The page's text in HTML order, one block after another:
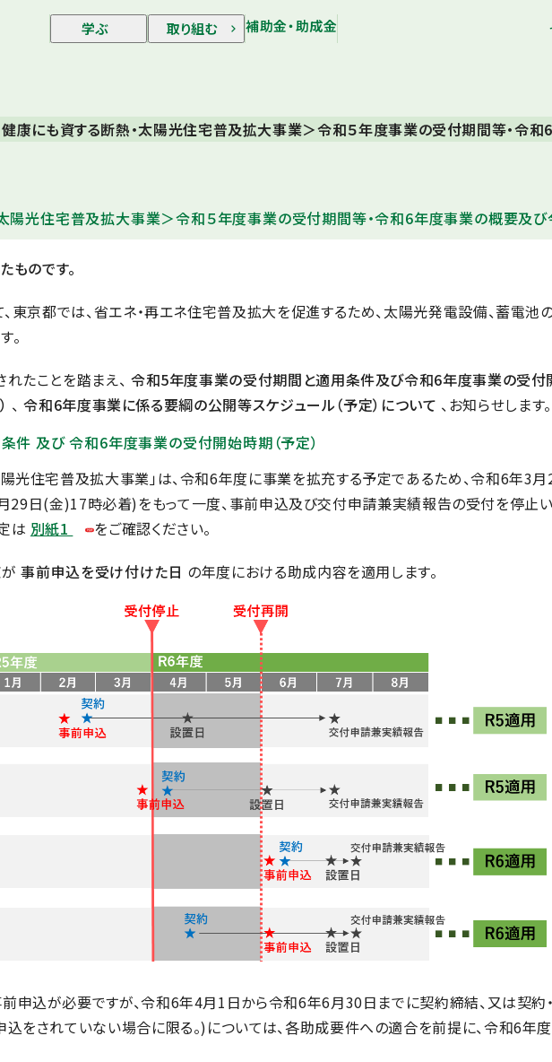
学ぶ 取り組む 補助金・助成金
康にも資する断熱・太陽光住宅普及拡大事業＞令和５年度事業の受付期間等・令
陽光住宅普及拡大事業＞令和５年度事業の受付期間等・令和6年度事業の概要及
ものです。
東京都では、省エネ・再エネ住宅普及拡大を促進するため、太陽光発電設備、蓄電池
。
たことを踏まえ、 令和5年度事業の受付期間と適用条件及び令和6年度事業の受付
、令和6年度事業に係る要綱の公開等スケジュール（予定）について 、お知らせします。
及び 令和6年度事業の受付開始時期（予定）
陽光住宅普及拡大事業」は、令和6年度に事業を拡充する予定であるため、令和6年3月
日(金)17時必着)をもって一度、事前申込及び交付申請兼実績報告の受付を停止
は 別紙1
をご確認ください。
が事前申込を受け付けた日 の年度における助成内容を適用します。
申込が必要ですが、令和6年4月1日から令和6年6月30日までに契約締結、又は契約
をされていない場合に限る。)については、各助成要件への適合を前提に、令和6年